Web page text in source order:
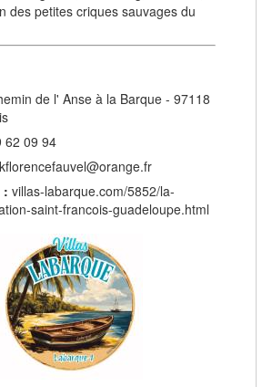
des petites criques sauvages du
de l' Anse à la Barque - 97118
62 09 94
: villas-labarque.com/5852/la-
saint-francois-guadeloupe.html